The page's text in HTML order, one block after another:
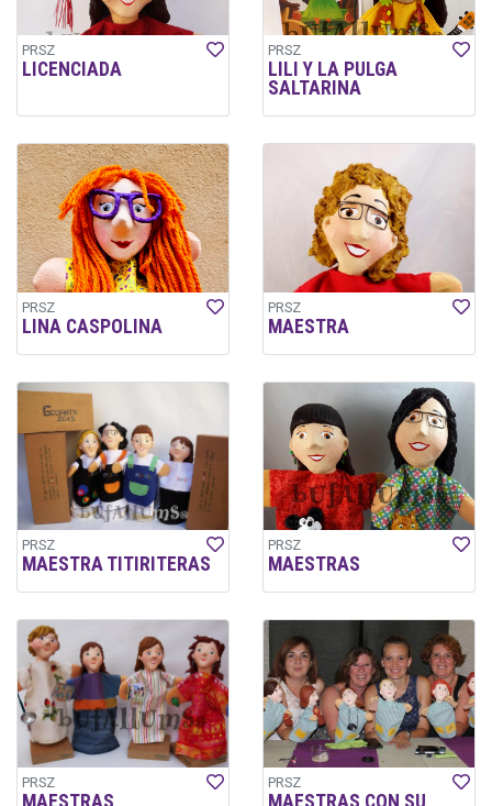
PRSZ
LICENCIADA
PRSZ
LILI Y LA PULGA
SALTARINA
PRSZ
LINA CASPOLINA
PRSZ
MAESTRA
PRSZ
MAESTRA TITIRITERAS
PRSZ
MAESTRAS
PRSZ PRSZ